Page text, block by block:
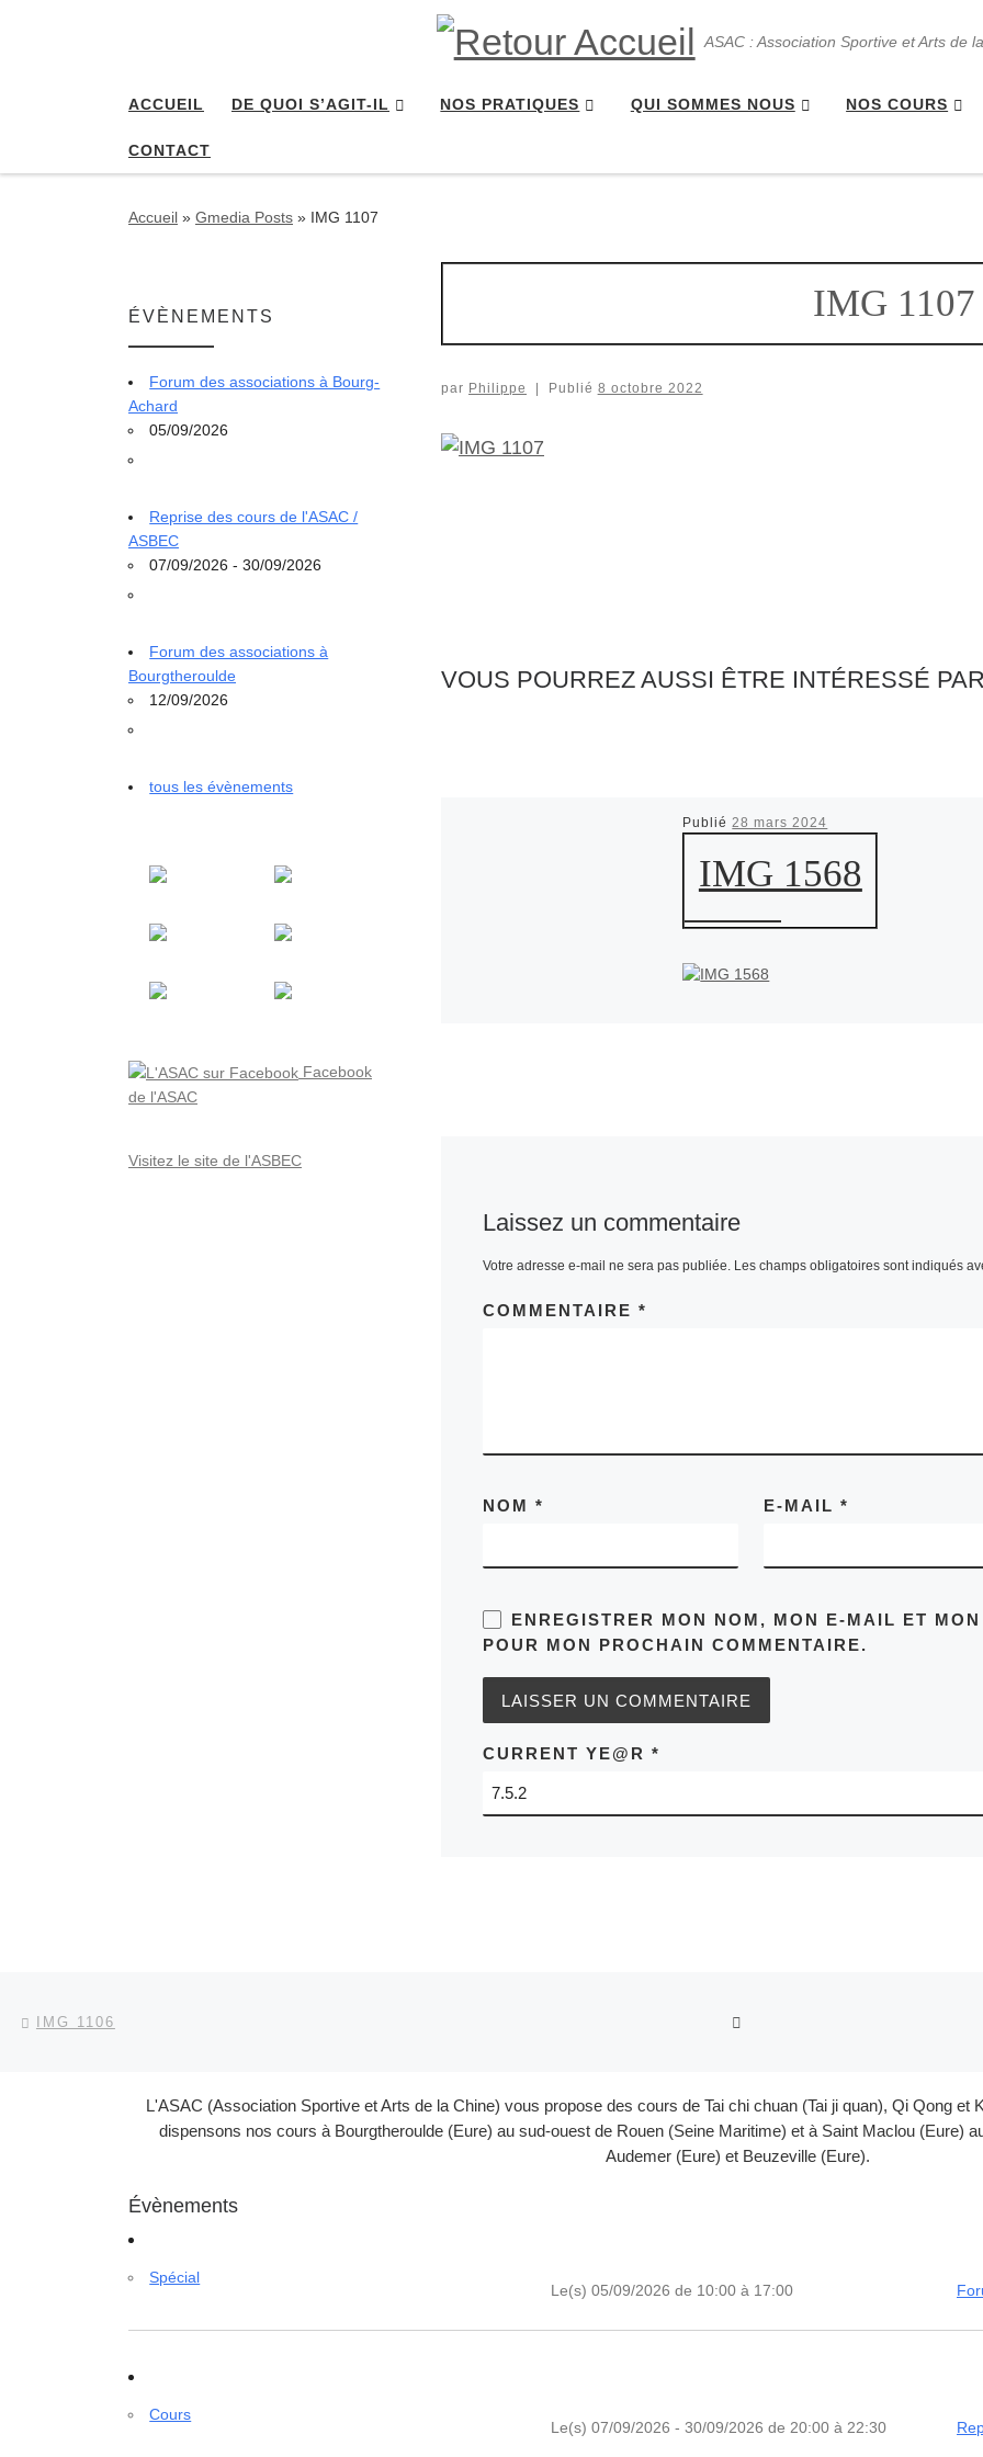
ASAC : Association Sportive et Arts de
ACCUEIL DE QUOI S’AGIT-IL NOS PRATIQUES QUI SOMMES NOUS NOS COURS
CONTACT
Accueil » Gmedia Posts » IMG 1107
IMG 1107
par Philippe Publié 8 octobre 2022
VOUS POURREZ AUSSI ÊTRE INTÉRESSÉ PAR
Publié28 mars 2024
IMG 1568
Laissez un commentaire
Votre adresse e-mail ne sera pas publiée. Les champs obligatoires sont indiqués
COMMENTAIRE *
NOM * E-MAIL *
ENREGISTRER MON NOM, MON E-MAIL ET
POUR MON PROCHAIN COMMENTAIRE.
CURRENT YE@R *
ÉVÈNEMENTS
Forum des associations à Bourg-
Achard
05/09/2026
Reprise des cours de l'ASAC /
ASBEC
07/09/2026 - 30/09/2026
Forum des associations à
Bourgtheroulde
12/09/2026
tous les évènements
Facebook
de l'ASAC
Visitez le site de l'ASBEC
Parcourir les articles
IMG 1106
L'ASAC (Association Sportive et Arts de la Chine) vous propose des cours de Tai chi chuan (Tai ji quan), Qi Qong et
dispensons nos cours à Bourgtheroulde (Eure) au sud-ouest de Rouen (Seine Maritime) et à Saint Maclou (Eure)
Audemer (Eure) et Beuzeville (Eure).
Évènements
Spécial
Le(s) 05/09/2026 de 10:00 à 17:00
Cours
Le(s) 07/09/2026 - 30/09/2026 de 20:00 à 22:30